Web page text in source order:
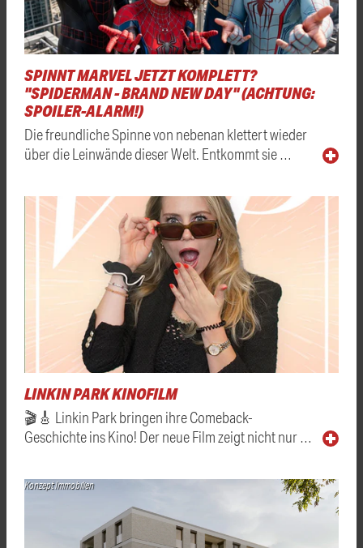
SPINNT MARVEL JETZT KOMPLETT?
"SPIDERMAN - BRAND NEW DAY" (ACHTUNG:
SPOILER-ALARM!)
Die freundliche Spinne von nebenan klettert wieder
über die Leinwände dieser Welt. Entkommt sie …
LINKIN PARK KINOFILM
🎬🎸 Linkin Park bringen ihre Comeback-
Geschichte ins Kino! Der neue Film zeigt nicht nur …
Konzept Immobilien